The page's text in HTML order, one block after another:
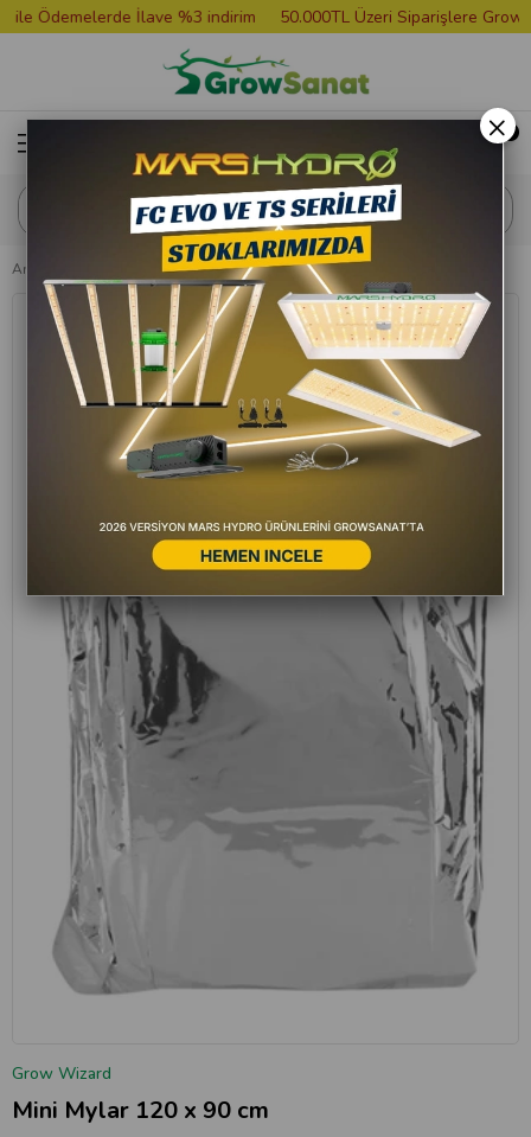
Ödemelerde İlave %3 indirim 50.000TL Üzeri Siparişlere Grower
Anasayfa Yansıtıcı Film Mini Mylar 120 x 90 cm
Grow Wizard
Mini Mylar 120 x 90 cm
×